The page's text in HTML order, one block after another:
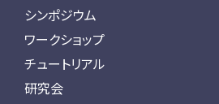
シンポジウム
ワークショップ
チュートリアル
研究会